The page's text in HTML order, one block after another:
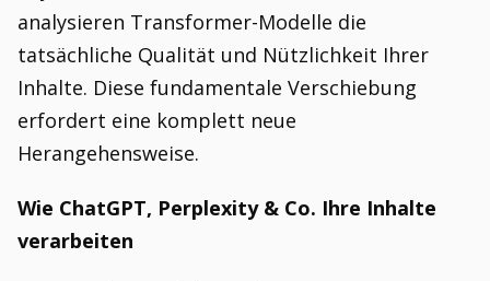
analysieren Transformer-Modelle die
tatsächliche Qualität und Nützlichkeit Ihrer
Inhalte. Diese fundamentale Verschiebung
erfordert eine komplett neue
Herangehensweise.
Wie ChatGPT, Perplexity & Co. Ihre Inhalte
verarbeiten